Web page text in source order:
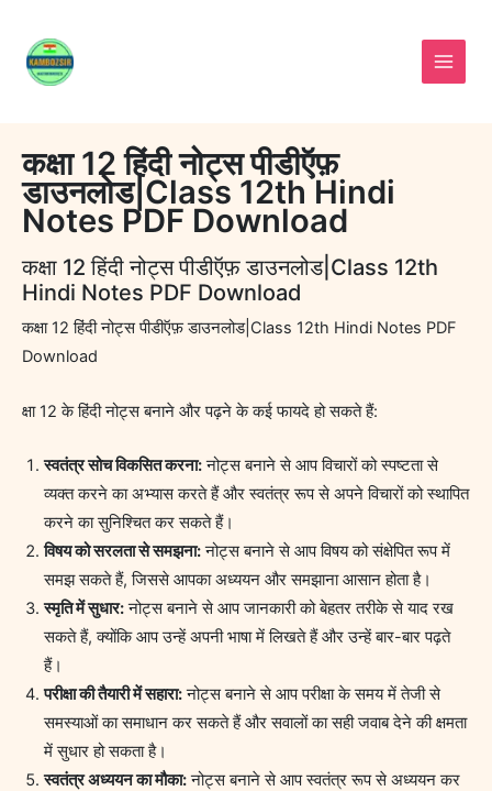
content
कक्षा 12 हिंदी नोट्स पीडीऍफ़
डाउनलोड|Class 12th Hindi
Notes PDF Download
कक्षा 12 हिंदी नोट्स पीडीऍफ़ डाउनलोड|Class 12th
Hindi Notes PDF Download
कक्षा 12 हिंदी नोट्स पीडीऍफ़ डाउनलोड|Class 12th Hindi Notes PDF
Download
क्षा 12 के हिंदी नोट्स बनाने और पढ़ने के कई फायदे हो सकते हैं:
स्वतंत्र सोच विकसित करना:नोट्स बनाने से आप विचारों को स्पष्टता से
व्यक्त करने का अभ्यास करते हैं और स्वतंत्र रूप से अपने विचारों को स्थापित
करने का सुनिश्चित कर सकते हैं।
विषय को सरलता से समझना:नोट्स बनाने से आप विषय को संक्षेपित रूप में
समझ सकते हैं, जिससे आपका अध्ययन और समझाना आसान होता है।
स्मृति में सुधार:नोट्स बनाने से आप जानकारी को बेहतर तरीके से याद रख
सकते हैं, क्योंकि आप उन्हें अपनी भाषा में लिखते हैं और उन्हें बार-बार पढ़ते
हैं।
परीक्षा की तैयारी में सहारा:नोट्स बनाने से आप परीक्षा के समय में तेजी से
समस्याओं का समाधान कर सकते हैं और सवालों का सही जवाब देने की क्षमता
में सुधार हो सकता है।
स्वतंत्र अध्ययन का मौका:नोट्स बनाने से आप स्वतंत्र रूप से अध्ययन कर